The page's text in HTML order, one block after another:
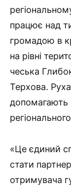
працює над
громадою в
на рівні
чеська
Терхова.
допомагають
«Це єдиний
стати
отримувача